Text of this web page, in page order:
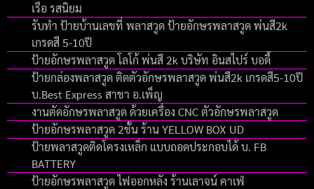
เรือ รสนิยม
รับทำ ป้ายบ้านเลขที่ พลาสวูด ป้ายอักษรพลาสวูด พ่นสี2k
เกรดสี 5-10ปี
ป้ายอักษรพลาสวูด โลโก้ พ่นสี 2k บริษัท อินสไปร์ บอดี้
ป้ายกล่องพลาสวูด ติดตัวอักษรพลาสวูด พ่นสี2k เกรดสี5-10ปี
บ.Best Express สาขา อ.เพ็ญ
งานตัดอักษรพลาสวูด ด้วยเครื่อง CNC ตัวอักษรพลาสวูด
ป้ายอักษรพลาสวูด 2ชั้น ร้าน YELLOW BOX UD
ป้ายพลาสวูดติดโครงเหล็ก แบบถอดประกอบได้ บ. FB
BATTERY
ป้ายอักษรพลาสวูด ไฟออกหลัง ร้านเลาจน์ คาเฟ่